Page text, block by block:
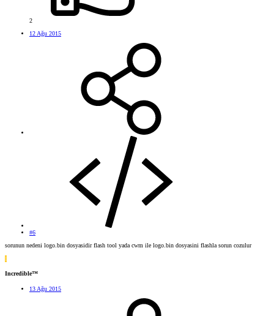
2
12 Ağu 2015
#6
sorunun nedeni logo.bin dosyasidir flash tool yada cwm ile logo.bin dosyasini flashla sorun cozulur
I
Incredible™
13 Ağu 2015